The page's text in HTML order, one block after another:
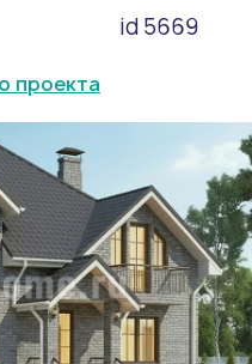
id 5669
проекта